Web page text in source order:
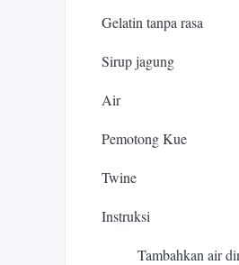
Gelatin tanpa rasa
Sirup jagung
Air
Pemotong Kue
Twine
Instruksi
Tambahkan air